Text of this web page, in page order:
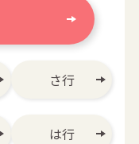
さ行
は行